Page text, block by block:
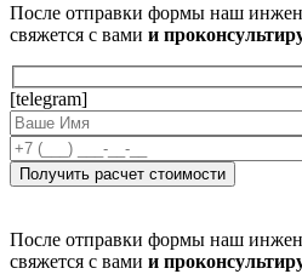
После отправки формы наш
свяжется с вами и
[telegram]
После отправки формы наш
свяжется с вами и